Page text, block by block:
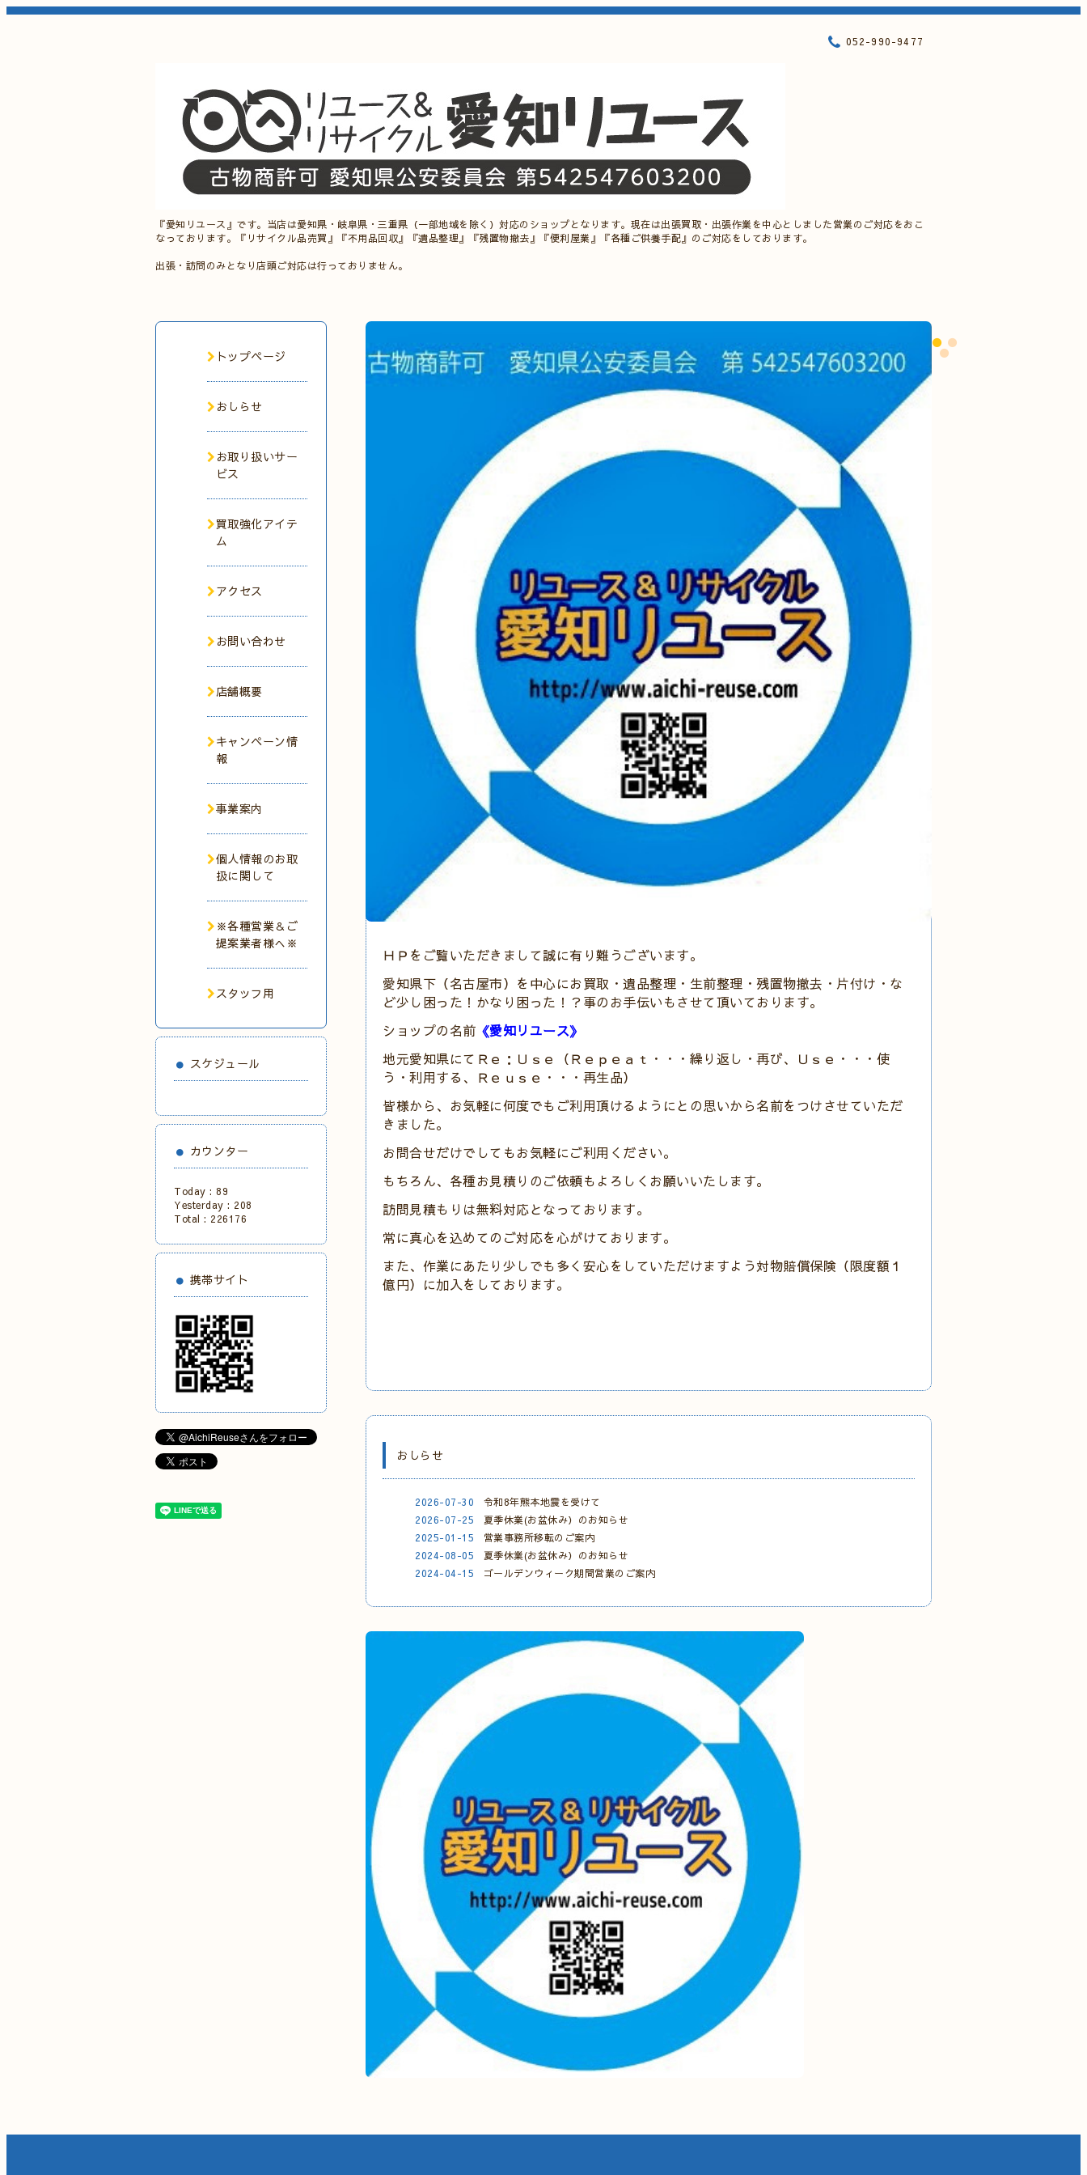
『愛知リユース』です。当店は愛知県・岐阜県・三重県（一部地域を除く）対応のショップとなります。現在は出張買取・出張作業を中心としました営業のご対応をおこ
なっております。『リサイクル品売買』『不用品回収』『遺品整理』『残置物撤去』『便利屋業』『各種ご供養手配』のご対応をしております。
出張・訪問のみとなり店頭ご対応は行っておりません。
052-990-9477
ＨＰをご覧いただきまして誠に有り難うございます。
愛知県下（名古屋市）を中心にお買取・ 遺品整理・生前整理・残置物撤去・片付け・な
ど少し困った！かなり困った！？事のお手伝いもさせて頂いております。
ショップの名前 《愛知リユース》
地元愛知県にてＲｅ：Ｕｓｅ（Ｒｅｐｅａｔ・・・繰り返し・再び、Ｕｓｅ・・・使
う・利用する、Ｒｅｕｓｅ・・・再生品）
皆様から、お気軽に何度でもご利用頂けるようにとの思いから名前をつけさせていただ
きました。
お問合せだけでしてもお気軽にご利用ください。
もちろん、各種お見積りのご依頼もよろしくお願いいたします。
訪問見積もりは無料対応となっております。
常に真心を込めてのご対応を心がけております。
また、作業にあたり少しでも多く安心をしていただけますよう対物賠償保険（限度額１
億円）に加入をしております。
おしらせ
2026-07-30
令和8年熊本地震を受けて
2026-07-25
夏季休業(お盆休み）のお知らせ
2025-01-15
営業事務所移転のご案内
2024-08-05
夏季休業(お盆休み）のお知らせ
2024-04-15
ゴールデンウィーク期間営業のご案内
トップページ
おしらせ
お取り扱いサー
ビス
買取強化アイテ
ム
アクセス
お問い合わせ
店舗概要
キャンペーン情
報
事業案内
個人情報のお取
扱に関して
※各種営業＆ご
提案業者様へ※
スタッフ用
スケジュール
カウンター
Today : 89
Yesterday : 208
Total : 226176
携帯サイト